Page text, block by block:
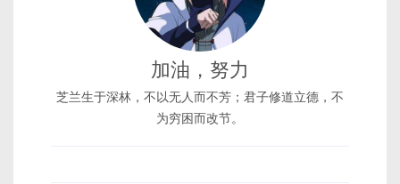
加油，努力
芝兰生于深林，不以无人而不芳；君子修道立德，不
为穷困而改节。